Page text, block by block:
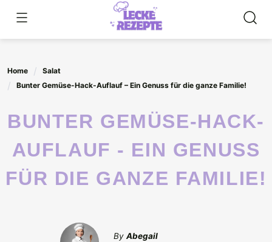
content
Home
Salat
Bunter Gemüse-Hack-Auflauf – Ein Genuss für die ganze Familie!
BUNTER GEMÜSE-HACK-
AUFLAUF - EIN GENUSS
FÜR DIE GANZE FAMILIE!
By Abegail